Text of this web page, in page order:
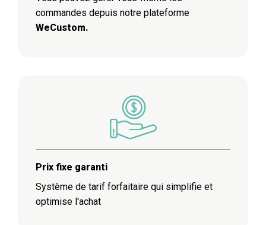
commandes depuis notre plateforme
WeCustom.
Prix fixe garanti
Système de tarif forfaitaire qui simplifie et
optimise l'achat